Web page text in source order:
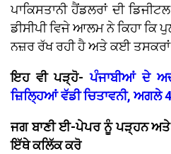
ਪਾਕਿਸਤਾਨੀ ਹੈਂਡਲਰਾਂ ਦੀ
ਡੀਸੀਪੀ ਵਿਜੇ ਆਲਮ ਨੇ ਕਿਹਾ ਕਿ
ਨਜ਼ਰ ਰੱਖ ਰਹੀ ਹੈ ਅਤੇ ਕਈ
ਇਹ ਵੀ ਪੜ੍ਹੋ-ਪੰਜਾਬੀਆਂ ਦੇ
ਜ਼ਿਲ੍ਹਿਆਂ ਵੱਡੀ ਚਿਤਾਵਨੀ, ਅਗਲੇ
ਜਗ ਬਾਣੀ ਈ-ਪੇਪਰ ਨੂੰ ਪੜ੍ਹਨ
ਇੱਥੇ ਕਲਿੱਕ ਕਰੋ